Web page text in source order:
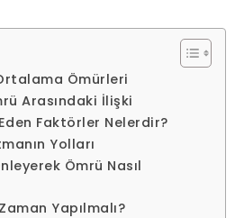
Ömürleri
Arasındaki İlişki
Faktörler Nelerdir?
Yolları
Ömrü Nasıl
Yapılmalı?